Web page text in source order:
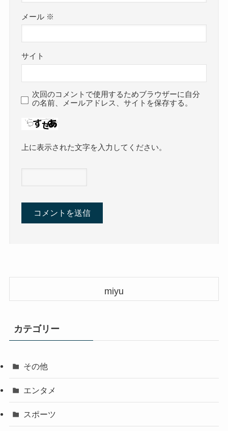
メール ※
サイト
次回のコメントで使用するためブラウザーに自分
の名前、メールアドレス、サイトを保存する。
上に表示された文字を入力してください。
miyu
カテゴリー
その他
エンタメ
スポーツ